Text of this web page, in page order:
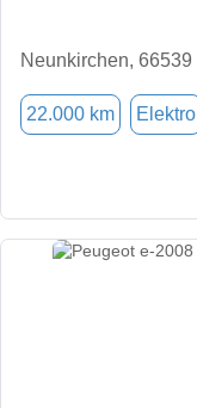
Neunkirchen, 66539
22.000 km Elektro